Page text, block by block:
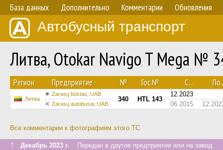
База данных Дополнительно Комментарии Обновления
Автобусный транспорт
Литва, Otokar Navigo T Mega №
Регион Предприятие № Гос.№ С...
Литва
Zarasų būstas, UAB
340 HTL 143
12.2023
Zarasų autobusai, UAB 06.2015
Все комментарии к фотографиям этого ТС
↑ Декабрь 2023 г. Передан в другое предприятие или на завод